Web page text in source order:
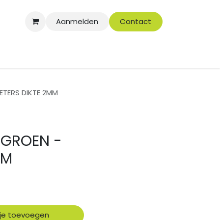
Aanmelden Contact
DIKTE 2MM
-
toevoegen